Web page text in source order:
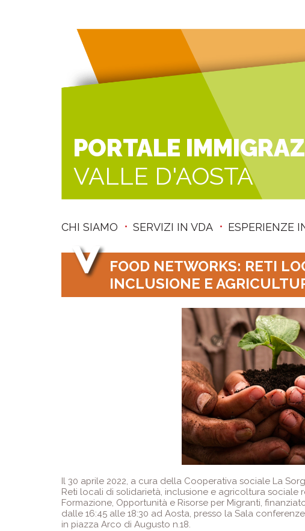
PORTALE
VALLE D'AOSTA
CHI SIAMO SERVIZI IN VDA ESPERIENZE
FOOD NETWORKS: RETI
INCLUSIONE E
Il 30 aprile 2022, a cura della Cooperativa sociale La
Reti locali di solidarietà, inclusione e agricoltura sociale
Formazione, Opportunità e Risorse per Migranti,
dalle 16:45 alle 18:30 ad Aosta, presso la Sala
in piazza Arco di Augusto n.18.